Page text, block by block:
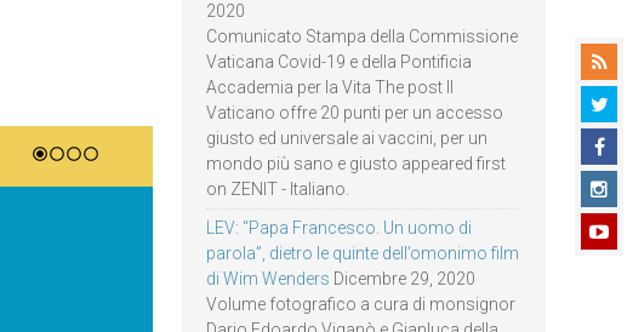
2020
Comunicato Stampa della Commissione
Vaticana Covid-19 e della Pontificia
Accademia per la Vita The post Il
Vaticano offre 20 punti per un accesso
giusto ed universale ai vaccini, per un
mondo più sano e giusto appeared first
on ZENIT - Italiano.
LEV: “Papa Francesco. Un uomo di
parola”, dietro le quinte dell’omonimo film
di Wim Wenders Dicembre 29, 2020
Volume fotografico a cura di monsignor